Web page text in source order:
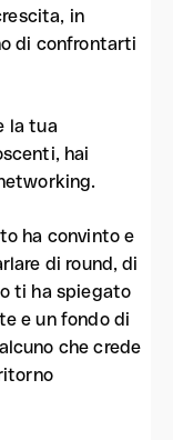
in
di confrontarti
la tua
hai
ha convinto e
di round, di
ti ha spiegato
e un fondo di
che crede